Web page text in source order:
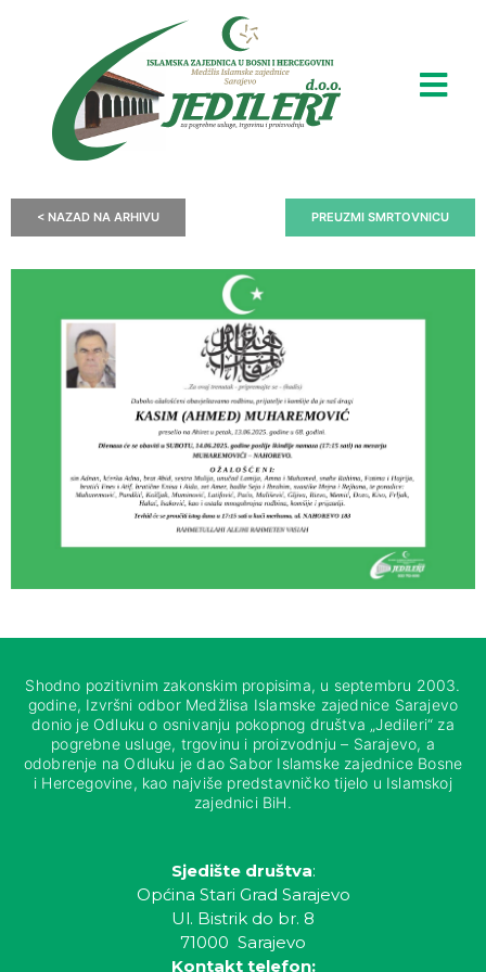
< NAZAD NA ARHIVU PREUZMI SMRTOVNICU
Shodno pozitivnim zakonskim propisima, u septembru 2003.
godine, Izvršni odbor Medžlisa Islamske zajednice Sarajevo
donio je Odluku o osnivanju pokopnog društva „Jedileri“ za
pogrebne usluge, trgovinu i proizvodnju – Sarajevo, a
odobrenje na Odluku je dao Sabor Islamske zajednice Bosne
i Hercegovine, kao najviše predstavničko tijelo u Islamskoj
zajednici BiH.
Sjedište društva:
Općina Stari Grad Sarajevo
Ul. Bistrik do br. 8
71000 Sarajevo
Kontakt telefon: